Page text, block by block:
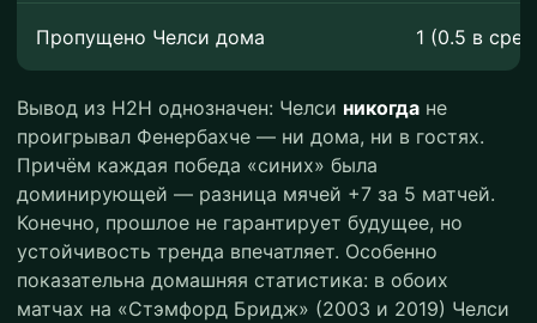
Пропущено Челси дома 1 (0.5 в
Вывод из H2H однозначен: Челси никогда не
проигрывал Фенербахче — ни дома, ни в гостях.
Причём каждая победа «синих» была
доминирующей — разница мячей +7 за 5 матчей.
Конечно, прошлое не гарантирует будущее, но
устойчивость тренда впечатляет. Особенно
показательна домашняя статистика: в обоих
матчах на «Стэмфорд Бридж» (2003 и 2019) Челси